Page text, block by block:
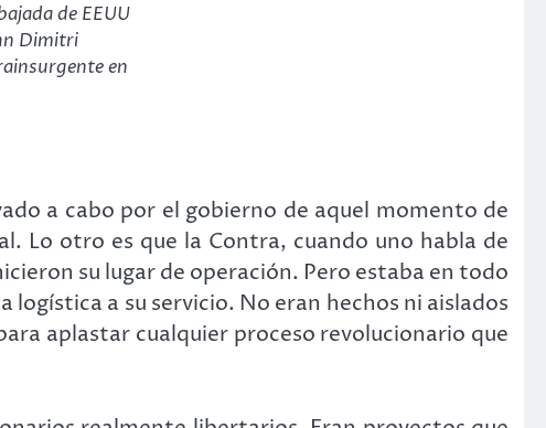
de EEUU
Dimitri
en
a cabo por el gobierno de aquel momento de
Lo otro es que la Contra, cuando uno habla de
su lugar de operación. Pero estaba en todo
a su servicio. No eran hechos ni aislados
aplastar cualquier proceso revolucionario que